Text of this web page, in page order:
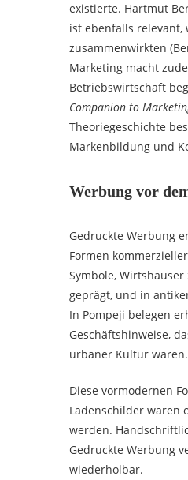
existierte. Hartmut
ist ebenfalls relevant,
zusammenwirkten
Marketing macht
Betriebswirtschaft
Companion to
Theoriegeschichte
Markenbildung und
Werbung vor
Gedruckte Werbung
Formen
Symbole,
geprägt, und in
In Pompeji belegen
Geschäftshinweise,
urbaner Kultur waren.
Diese vormodernen
Ladenschilder waren
werden.
Gedruckte Werbung
wiederholbar.